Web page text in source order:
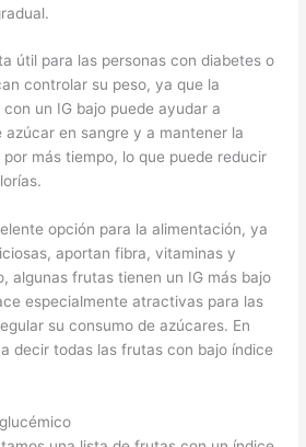
útil para las personas con diabetes o
controlar su peso, ya que la
un IG bajo puede ayudar a
en sangre y a mantener la
más tiempo, lo que puede reducir
opción para la alimentación, ya
aportan fibra, vitaminas y
algunas frutas tienen un IG más bajo
especialmente atractivas para las
su consumo de azúcares. En
decir todas las frutas con bajo índice